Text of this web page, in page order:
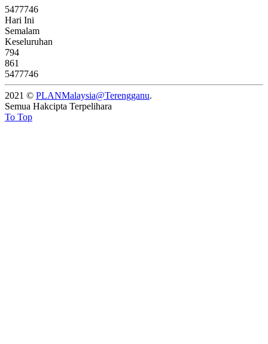
5477746
Hari Ini
Semalam
Keseluruhan
794
861
5477746
2021 © PLANMalaysia@Terengganu.
Semua Hakcipta Terpelihara
To Top